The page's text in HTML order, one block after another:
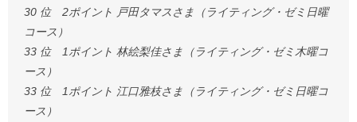
30 位 2ポイント 戸田タマスさま（ライティング・ゼミ日曜
コース）
33 位 1ポイント 林絵梨佳さま（ライティング・ゼミ木曜コ
ース）
33 位 1ポイント 江口雅枝さま（ライティング・ゼミ日曜コ
ース）